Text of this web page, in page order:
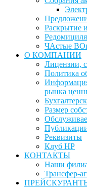
Раскрытие
ЧАстые
О КОМПАНИИ
Лицензии,
Политика
рынка
Размер
Реквизиты
Клуб НР
КОНТАКТЫ
Наши
Трансфер-